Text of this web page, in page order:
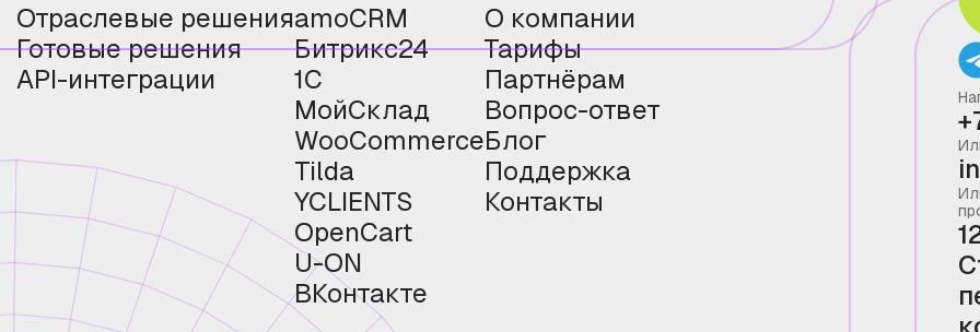
Отраслевые решения
Готовые решения
API-интеграции
amoCRM
Битрикс24
1С
МойСклад
WooCommerce
Tilda
YCLIENTS
OpenCart
U-ON
ВКонтакте
О компании
Тарифы
Партнёрам
Вопрос-ответ
Блог
Поддержка
Контакты